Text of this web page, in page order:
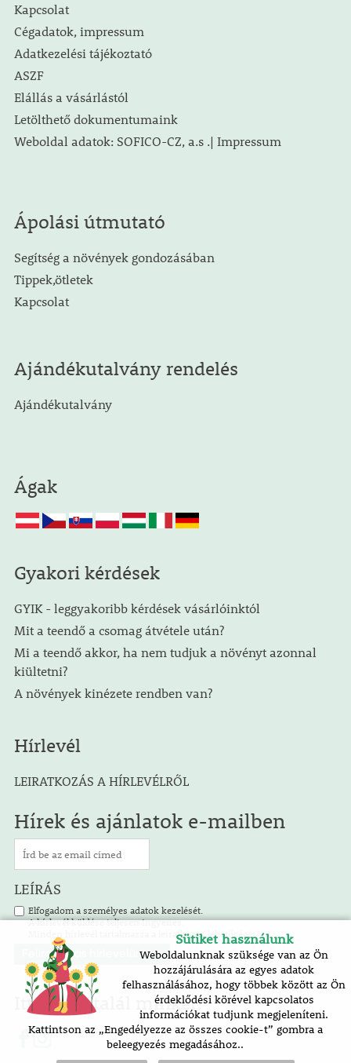
Kapcsolat
Cégadatok, impressum
Adatkezelési tájékoztató
ASZF
Elállás a vásárlástól
Letölthető dokumentumaink
Weboldal adatok: SOFICO-CZ, a.s .| Impressum
Ápolási útmutató
Segítség a növények gondozásában
Tippek,ötletek
Kapcsolat
Ajándékutalvány rendelés
Ajándékutalvány
Ágak
Gyakori kérdések
GYIK - leggyakoribb kérdések vásárlóinktól
Mit a teendő a csomag átvétele után?
Mi a teendő akkor, ha nem tudjuk a növényt azonnal
kiültetni?
A növények kinézete rendben van?
Hírlevél
LEIRATKOZÁS A HÍRLEVÉLRŐL
Hírek és ajánlatok e-mailben
LEÍRÁS
Elfogadom a személyes adatok kezelését.
A hírlevél küldése teljesen ingyenes.
Minden hírlevél tartalmazza a leiratkozás lehetőségét.
Itt is megtalál minket!
Sütiket használunk
Weboldalunknak szüksége van az Ön
hozzájárulására az egyes adatok
felhasználásához, hogy többek között az Ön
érdeklődési körével kapcsolatos
információkat tudjunk megjeleníteni.
Kattintson az „Engedélyezze az összes cookie-t” gombra a
beleegyezés megadásához..